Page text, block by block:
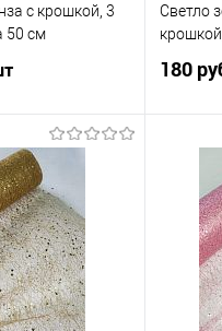
с крошкой, 3
50 см
Сравнение
В наличии
Светло
180
В